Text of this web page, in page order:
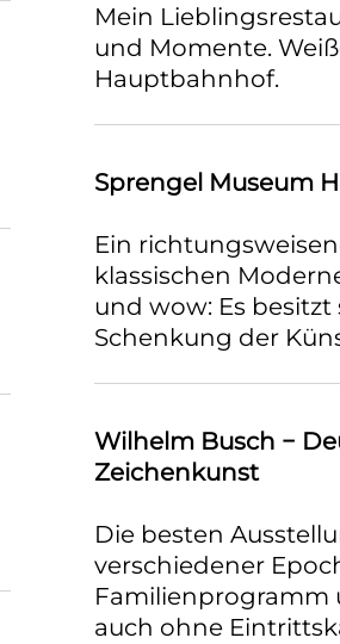
Mein
und Momente.
Hauptbahnhof.
Sprengel Museum
Ein
klassischen
und wow: Es
Schenkung der
Wilhelm Busch −
Zeichenkunst
Die besten
verschiedener
Familienprogramm
auch ohne